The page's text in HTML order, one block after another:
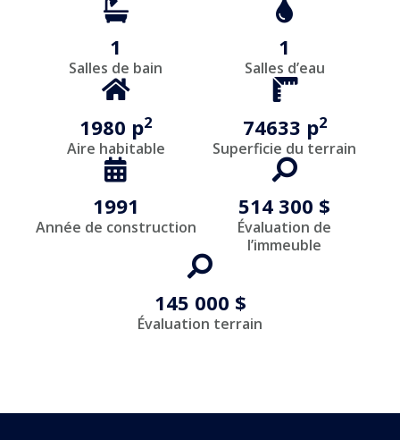
1
Salles de bain
1
Salles d’eau
1980 p2
Aire habitable
74633 p2
Superficie du terrain
1991
Année de construction
514 300 $
Évaluation de
l’immeuble
145 000 $
Évaluation terrain